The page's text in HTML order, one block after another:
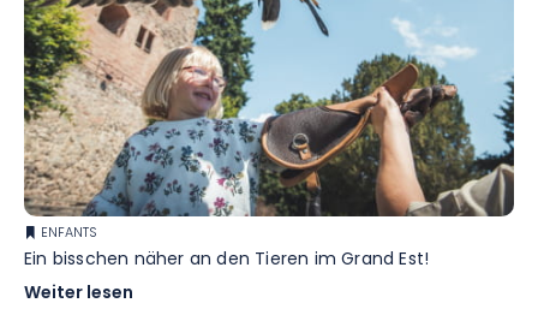
ENFANTS
Ein bisschen näher an den Tieren im Grand Est!
Weiter lesen